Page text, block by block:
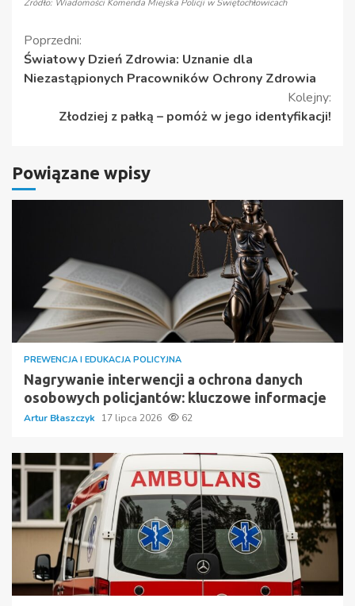
Źródło: Wiadomości Komenda Miejska Policji w Świętochłowicach
Kontynuuj
czytanie
Poprzedni:
Światowy Dzień Zdrowia: Uznanie dla
Niezastąpionych Pracowników Ochrony Zdrowia
Kolejny:
Złodziej z pałką – pomóż w jego identyfikacji!
Powiązane wpisy
PREWENCJA I EDUKACJA POLICYJNA
Nagrywanie interwencji a ochrona danych
osobowych policjantów: kluczowe informacje
Artur Błaszczyk 17 lipca 2026 62